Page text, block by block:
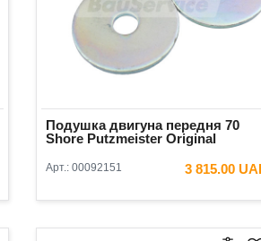
Подушка двигуна передня 70
Shore Putzmeister Original
Арт.: 00092151 3 815.00
В КОШИК